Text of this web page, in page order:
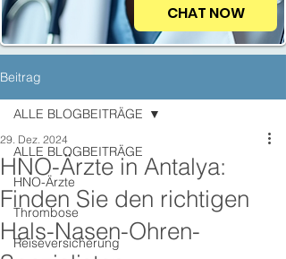
CHAT NOW
Beitrag
ALLE BLOGBEITRÄGE
HNO-Ärzte
Thrombose
Reiseversicherung
ALLE BLOGBEITRÄGE
HNO-Ärzte in Antalya:
Finden Sie den richtigen
Hals-Nasen-Ohren-
29. Dez. 2024